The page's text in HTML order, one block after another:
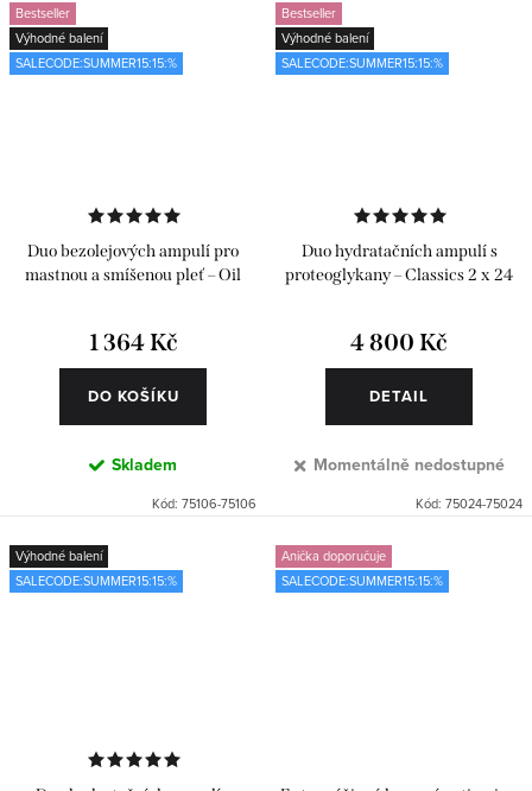
Bestseller
Výhodné balení
SALECODE:SUMMER15:15:%
Duo bezolejových ampulí pro
mastnou a smíšenou pleť – Oil
1 364 Kč
DO KOŠÍKU
Skladem
Kód: 75106-75106
Bestseller
Výhodné balení
SALECODE:SUMMER15:15:%
Duo hydratačních ampulí s
proteoglykany – Classics 2 x 24
4 800 Kč
DETAIL
Momentálně nedostupné
Kód: 75024-75024
Výhodné balení
SALECODE:SUMMER15:15:%
Anička doporučuje
SALECODE:SUMMER15:15:%